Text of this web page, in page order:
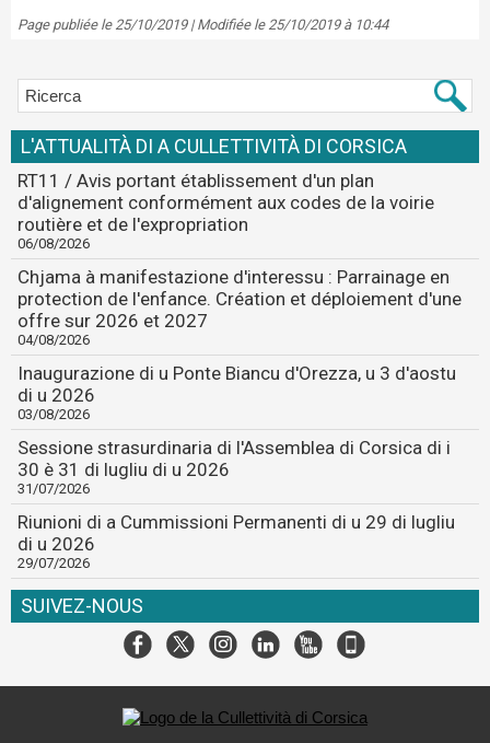
Page publiée le 25/10/2019 | Modifiée le 25/10/2019 à 10:44
L'ATTUALITÀ DI A CULLETTIVITÀ DI CORSICA
RT11 / Avis portant établissement d'un plan
d'alignement conformément aux codes de la voirie
routière et de l'expropriation
06/08/2026
Chjama à manifestazione d'interessu : Parrainage en
protection de l'enfance. Création et déploiement d'une
offre sur 2026 et 2027
04/08/2026
Inaugurazione di u Ponte Biancu d'Orezza, u 3 d'aostu
di u 2026
03/08/2026
Sessione strasurdinaria di l'Assemblea di Corsica di i
30 è 31 di lugliu di u 2026
31/07/2026
Riunioni di a Cummissioni Permanenti di u 29 di lugliu
di u 2026
29/07/2026
SUIVEZ-NOUS